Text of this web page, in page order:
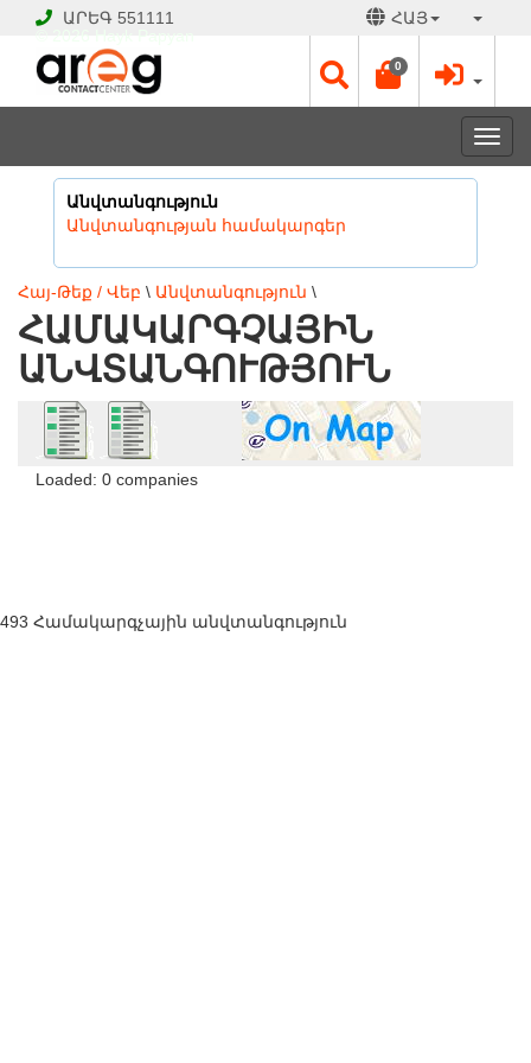
ԱՐԵԳ 551111 ՀԱՅ
0
Անվտանգություն
Անվտանգության համակարգեր
Հայ-Թեք / Վեբ \ Անվտանգություն \
ՀԱՄԱԿԱՐԳՉԱՅԻՆ
ԱՆՎՏԱՆԳՈՒԹՅՈՒՆ
Loaded: 0 companies
493 Համակարգչային անվտանգություն